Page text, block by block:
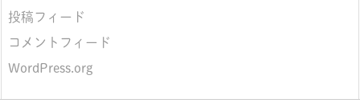
投稿フィード
コメントフィード
WordPress.org